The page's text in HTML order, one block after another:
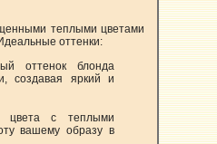
теплыми цветами
оттенки:
оттенок блонда
создавая яркий и
цвета с теплыми
вашему образу в